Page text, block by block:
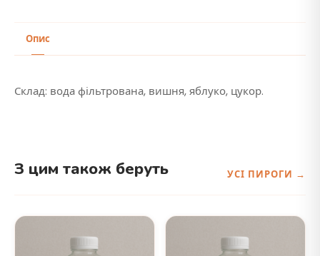
Опис
Склад: вода фільтрована, вишня, яблуко, цукор.
З цим також беруть УСІ ПИРОГИ →